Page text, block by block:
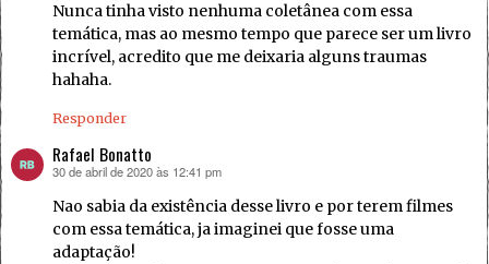
Nunca tinha visto nenhuma coletânea com essa
temática, mas ao mesmo tempo que parece ser um livro
incrível, acredito que me deixaria alguns traumas
hahaha.
Responder
Rafael Bonatto
disse:
30 de abril de 2020 às 12:41 pm
Nao sabia da existência desse livro e por terem filmes
com essa temática, ja imaginei que fosse uma
adaptação!